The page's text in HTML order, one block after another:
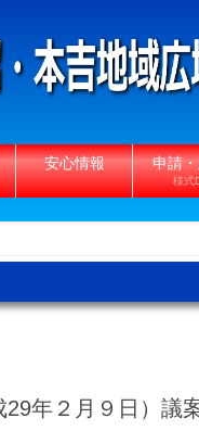
安心情報 申請
様式
年２月９日）議